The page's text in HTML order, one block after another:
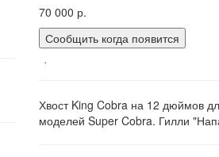
70 000 р.
Сообщить когда появится
Хвост King Cobra на 12 дюймов
моделей Super Cobra. Гилли